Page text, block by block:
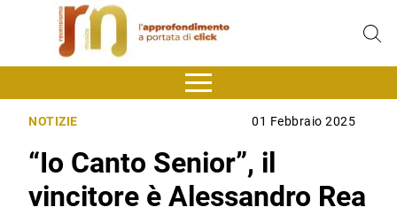
NOTIZIE 01 Febbraio 2025
“Io Canto Senior”, il
vincitore è Alessandro Rea